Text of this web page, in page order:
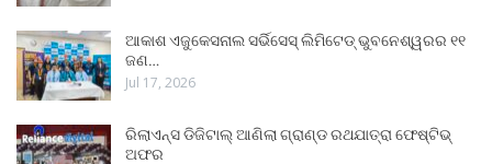
ଆକାଶ ଏଜୁକେସନାଲ ସର୍ଭିସେସ୍ ଲିମିଟେଡ୍ ଭୁବନେଶ୍ୱରର ୧୧
ଜଣ…
Jul 17, 2026
ରିଲାଏନ୍ସ ଡିଜିଟାଲ୍ ଆଣିଲା ଗ୍ରାଣ୍ଡ ରଥଯାତ୍ରା ଫେଷ୍ଟିଭ୍
ଅଫର